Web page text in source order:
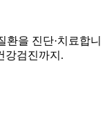
환을 진단·치료합니
강검진까지.